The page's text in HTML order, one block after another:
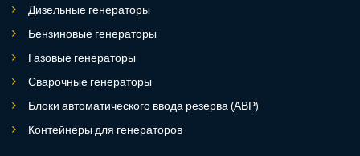
Дизельные генераторы
Бензиновые генераторы
Газовые генераторы
Сварочные генераторы
Блоки автоматического ввода резерва (АВР)
Контейнеры для генераторов